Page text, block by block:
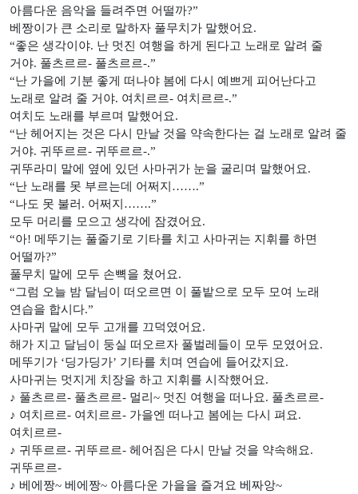
아름다운 음악을 들려주면 어떨까?”
베짱이가 큰 소리로 말하자 풀무치가 말했어요.
“좋은 생각이야. 난 멋진 여행을 하게 된다고 노래로 알려 줄
거야. 풀츠르르- 풀츠르르-.”
“난 가을에 기분 좋게 떠나야 봄에 다시 예쁘게 피어난다고
노래로 알려 줄 거야. 여치르르- 여치르르-.”
여치도 노래를 부르며 말했어요.
“난 헤어지는 것은 다시 만날 것을 약속한다는 걸 노래로 알려 줄
거야. 귀뚜르르- 귀뚜르르-.”
귀뚜라미 말에 옆에 있던 사마귀가 눈을 굴리며 말했어요.
“난 노래를 못 부르는데 어쩌지…….”
“나도 못 불러. 어쩌지…….”
모두 머리를 모으고 생각에 잠겼어요.
“아! 메뚜기는 풀줄기로 기타를 치고 사마귀는 지휘를 하면
어떨까?”
풀무치 말에 모두 손뼉을 쳤어요.
“그럼 오늘 밤 달님이 떠오르면 이 풀밭으로 모두 모여 노래
연습을 합시다.”
사마귀 말에 모두 고개를 끄덕였어요.
해가 지고 달님이 둥실 떠오르자 풀벌레들이 모두 모였어요.
메뚜기가 ‘딩가딩가’ 기타를 치며 연습에 들어갔지요.
사마귀는 멋지게 치장을 하고 지휘를 시작했어요.
♪ 풀츠르르- 풀츠르르- 멀리~ 멋진 여행을 떠나요. 풀츠르르-
♪ 여치르르- 여치르르- 가을엔 떠나고 봄에는 다시 펴요.
여치르르-
♪ 귀뚜르르- 귀뚜르르- 헤어짐은 다시 만날 것을 약속해요.
귀뚜르르-
♪ 베에짱~ 베에짱~ 아름다운 가을을 즐겨요 베짜앙~